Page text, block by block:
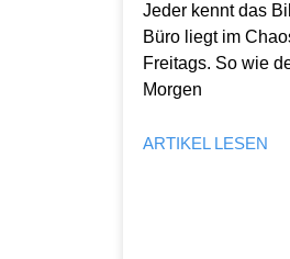
Jeder kennt das
Büro liegt im
Freitags. So wie
Morgen
ARTIKEL LESEN